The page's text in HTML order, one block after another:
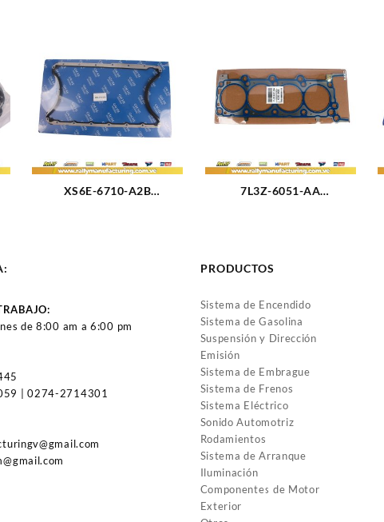
XS6E-6710-A2B
7L3Z-6051-AA
de 8:00 am a 6:00 pm
| 0274-2714301
PRODUCTOS
Sistema de Encendido
Sistema de Gasolina
Suspensión y Dirección
Emisión
Sistema de Embrague
Sistema de Frenos
Sistema Eléctrico
Sonido Automotriz
Rodamientos
Sistema de Arranque
Iluminación
Componentes de Motor
Exterior